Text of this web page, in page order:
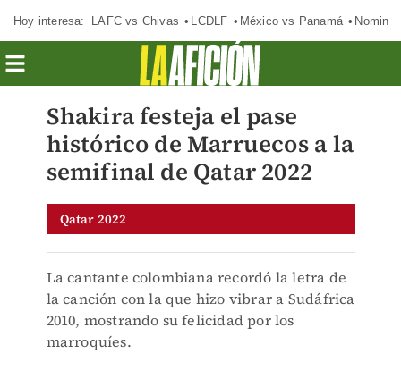
Hoy interesa: LAFC vs Chivas LCDLF México vs Panamá
Shakira festeja el pase
histórico de Marruecos a la
semifinal de Qatar 2022
Qatar 2022
La cantante colombiana recordó la letra de
la canción con la que hizo vibrar a Sudáfrica
2010, mostrando su felicidad por los
marroquíes.